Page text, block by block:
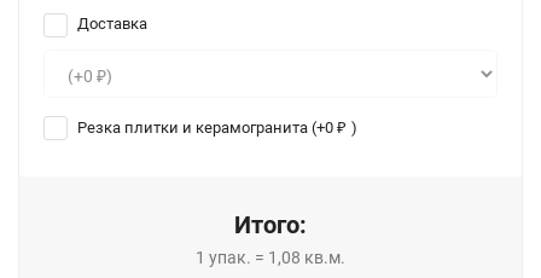
Доставка
Резка плитки и керамогранита (+0 ₽ )
Итого:
1 упак. = 1,08 кв.м.